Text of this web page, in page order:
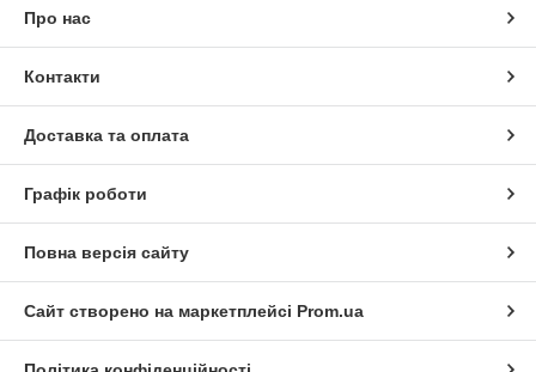
Про нас
Контакти
Доставка та оплата
Графік роботи
Повна версія сайту
Сайт створено на маркетплейсі Prom.ua